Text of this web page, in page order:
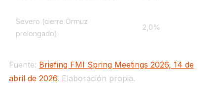
Severo (cierre Ormuz
prolongado)
2,0%
Fuente: Briefing FMI Spring Meetings 2026, 14 de
abril de 2026. Elaboración propia.